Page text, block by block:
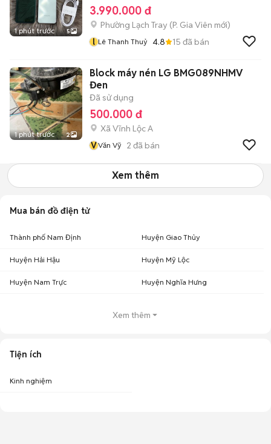
1 phút trước 5
3.990.000 đ
Phường Lạch Tray (P. Gia Viên mới)
l Lê Thanh Thuỷ 4.8 15 đã bán
1 phút trước 2
Block máy nén LG BMG089NHMV
Đen
Đã sử dụng
500.000 đ
Xã Vĩnh Lộc A
VVăn Vỹ 2 đã bán
Xem thêm
Mua bán đồ điện tử
Thành phố Nam Định Huyện Giao Thủy
Huyện Hải Hậu Huyện Mỹ Lộc
Huyện Nam Trực Huyện Nghĩa Hưng
Xem thêm
Tiện ích
Kinh nghiệm